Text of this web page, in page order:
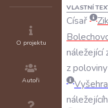
O projektu
Autoři
VLASTNÍ
Císař
náležející
zpoloviny